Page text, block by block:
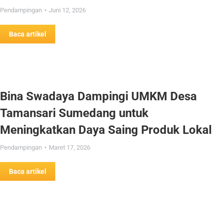
Pendampingan Juni 12, 2026
Baca artikel
Bina Swadaya Dampingi UMKM Desa
Tamansari Sumedang untuk
Meningkatkan Daya Saing Produk Lokal
Pendampingan Maret 17, 2026
Baca artikel